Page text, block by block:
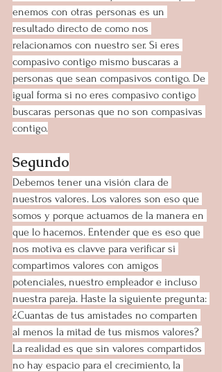
enemos con otras personas es un
resultado directo de como nos
relacionamos con nuestro ser. Si eres
compasivo contigo mismo buscaras a
personas que sean compasivos contigo. De
igual forma si no eres compasivo contigo
buscaras personas que no son compasivas
contigo.
Segundo
Debemos tener una visión clara de
nuestros valores. Los valores son eso que
somos y porque actuamos de la manera en
que lo hacemos. Entender que es eso que
nos motiva es clavve para verificar si
compartimos valores con amigos
potenciales, nuestro empleador e incluso
nuestra pareja. Haste la siguiente pregunta:
¿Cuantas de tus amistades no comparten
al menos la mitad de tus mismos valores?
La realidad es que sin valores compartidos
no hay espacio para el crecimiento, la